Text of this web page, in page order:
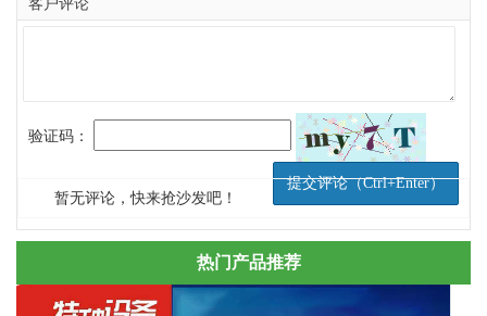
客户评论
验证码：
暂无评论，快来抢沙发吧！
热门产品推荐